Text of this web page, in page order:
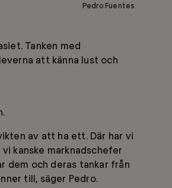
Pedro Fuentes
Tanken med
att känna lust och
av att ha ett. Där har vi
kanske marknadschefer
dem och deras tankar från
till, säger Pedro.